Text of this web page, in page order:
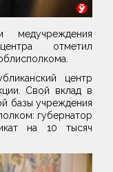
отметил
центр
Свой вклад в
базы учреждения
губернатор
на 10 тысяч